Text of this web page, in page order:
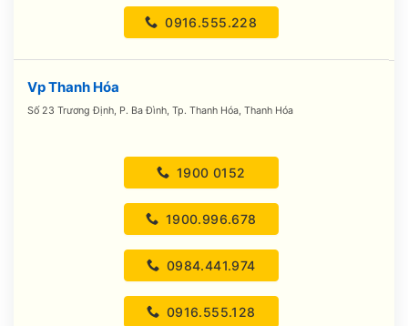
0916.555.228
Vp Thanh Hóa
Số 23 Trương Định, P. Ba Đình, Tp. Thanh Hóa, Thanh Hóa
1900 0152
1900.996.678
0984.441.974
0916.555.128